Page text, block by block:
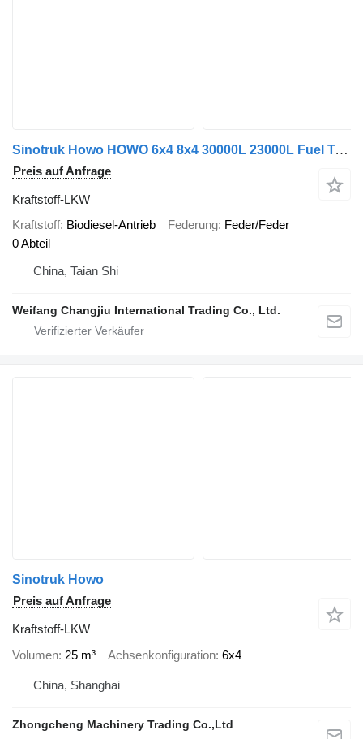
Sinotruk Howo HOWO 6x4 8x4 30000L 23000L Fuel Tank Truck
Preis auf Anfrage
Kraftstoff-LKW
Kraftstoff Biodiesel-Antrieb Federung Feder/Feder
0 Abteil
China, Taian Shi
Weifang Changjiu International Trading Co., Ltd.
Sinotruk Howo
Preis auf Anfrage
Kraftstoff-LKW
Volumen 25 m³ Achsenkonfiguration 6x4
China, Shanghai
Zhongcheng Machinery Trading Co.,Ltd